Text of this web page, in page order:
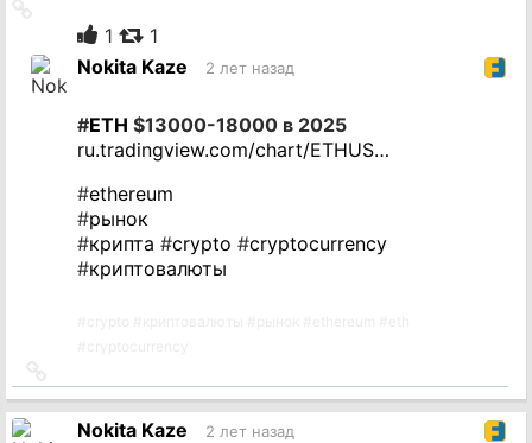
источник
1
1
Nokita Kaze
2 лет назад
#ETH $13000-18000 в 2025
ru.tradingview.com/chart/ETHUS…
#ethereum
#рынок
#крипта #crypto #cryptocurrency
#криптовалюты
на
источник
Nokita Kaze 2 лет назад